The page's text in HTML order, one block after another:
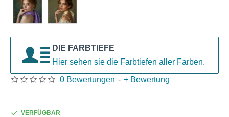
DIE FARBTIEFE
Hier sehen sie die Farbtiefen aller Farben.
0 Bewertungen - + Bewertung
VERFÜGBAR